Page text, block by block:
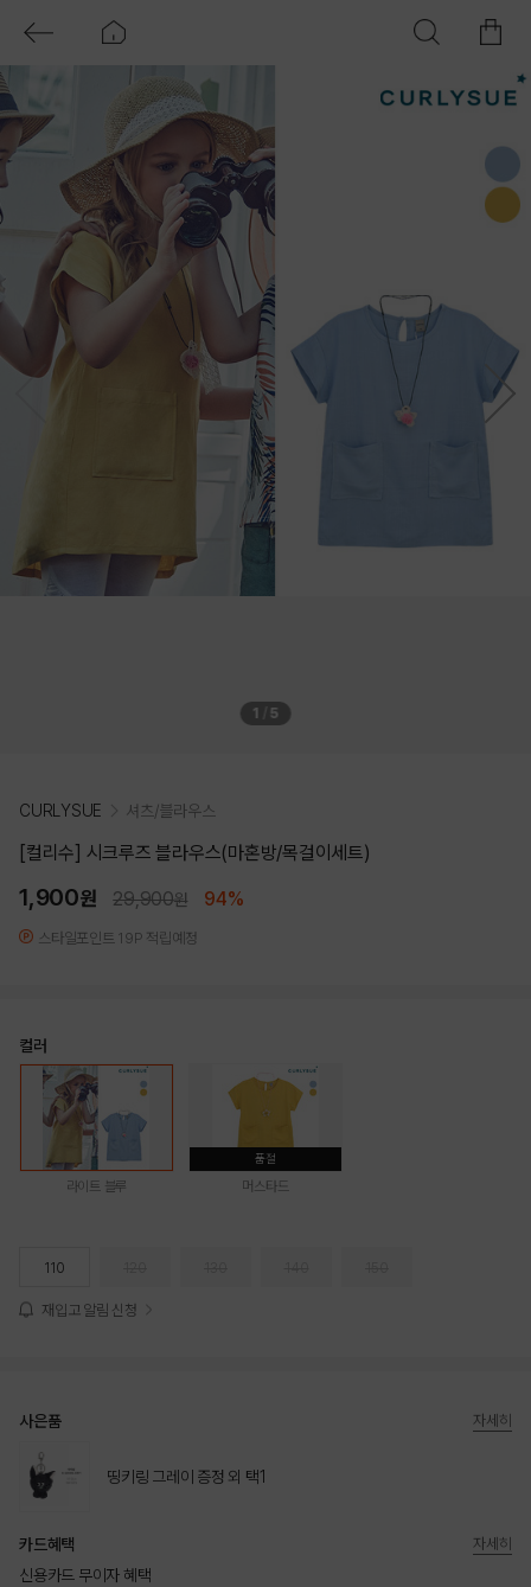
1 5
CURLYSUE 셔츠/블라우스
[컬리수] 시크루즈 블라우스(마혼방/목걸이세트)
1,900원 29,900원 94%
스타일포인트 19P 적립예정
컬러
라이트 블루
품절
머스타드
110
재입고 알림 신청
사은품
띵키링 그레이 증정 외 택1
자세히
카드혜택
신용카드 무이자 혜택
자세히